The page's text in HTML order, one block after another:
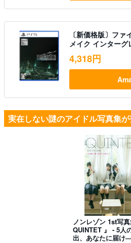
〔新価格版〕ファ
メイク インター
4,318円
実在しない謎のアイドル写真集
ノンレゾン 1st写
QUINTET 』 - 5人
出、あなたに届